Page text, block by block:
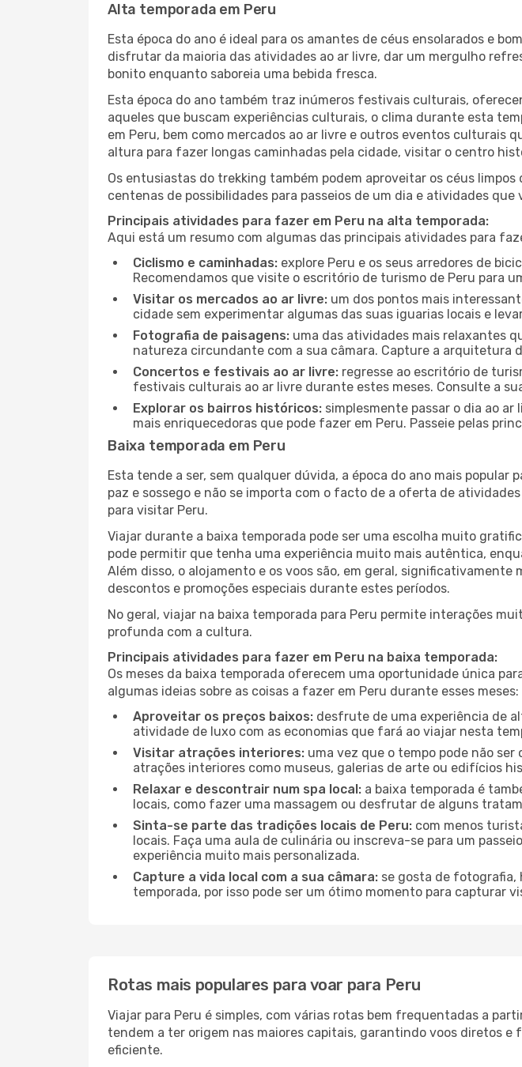
Alta temporada em Peru
Esta época do ano é ideal para os amantes de céus ensolarados e
disfrutar da maioria das atividades ao ar livre, dar um mergulho
bonito enquanto saboreia uma bebida fresca.
Esta época do ano também traz inúmeros festivais culturais,
aqueles que buscam experiências culturais, o clima durante esta
em Peru, bem como mercados ao ar livre e outros eventos culturais
altura para fazer longas caminhadas pela cidade, visitar o centro
Os entusiastas do trekking também podem aproveitar os céus
centenas de possibilidades para passeios de um dia e atividades que
Principais atividades para fazer em Peru na alta temporada:
Aqui está um resumo com algumas das principais atividades para
Ciclismo e caminhadas: explore Peru e os seus arredores de
Recomendamos que visite o escritório de turismo de Peru para
Visitar os mercados ao ar livre: um dos pontos mais
cidade sem experimentar algumas das suas iguarias locais e
Fotografia de paisagens: uma das atividades mais relaxantes
natureza circundante com a sua câmara. Capture a arquitetura
Concertos e festivais ao ar livre: regresse ao escritório de
festivais culturais ao ar livre durante estes meses. Consulte a
Explorar os bairros históricos: simplesmente passar o dia ao
mais enriquecedoras que pode fazer em Peru. Passeie pelas
Baixa temporada em Peru
Esta tende a ser, sem qualquer dúvida, a época do ano mais
paz e sossego e não se importa com o facto de a oferta de
para visitar Peru.
Viajar durante a baixa temporada pode ser uma escolha muito
pode permitir que tenha uma experiência muito mais autêntica,
Além disso, o alojamento e os voos são, em geral,
descontos e promoções especiais durante estes períodos.
No geral, viajar na baixa temporada para Peru permite interações
profunda com a cultura.
Principais atividades para fazer em Peru na baixa temporada:
Os meses da baixa temporada oferecem uma oportunidade única
algumas ideias sobre as coisas a fazer em Peru durante esses meses:
Aproveitar os preços baixos: desfrute de uma experiência de
atividade de luxo com as economias que fará ao viajar nesta
Visitar atrações interiores: uma vez que o tempo pode não
atrações interiores como museus, galerias de arte ou edifícios
Relaxar e descontrair num spa local: a baixa temporada é
locais, como fazer uma massagem ou desfrutar de alguns
Sinta-se parte das tradições locais de Peru: com menos
locais. Faça uma aula de culinária ou inscreva-se para um
experiência muito mais personalizada.
Capture a vida local com a sua câmara: se gosta de fotografia,
temporada, por isso pode ser um ótimo momento para capturar
Rotas mais populares para voar para Peru
Viajar para Peru é simples, com várias rotas bem frequentadas a
tendem a ter origem nas maiores capitais, garantindo voos diretos
eficiente.